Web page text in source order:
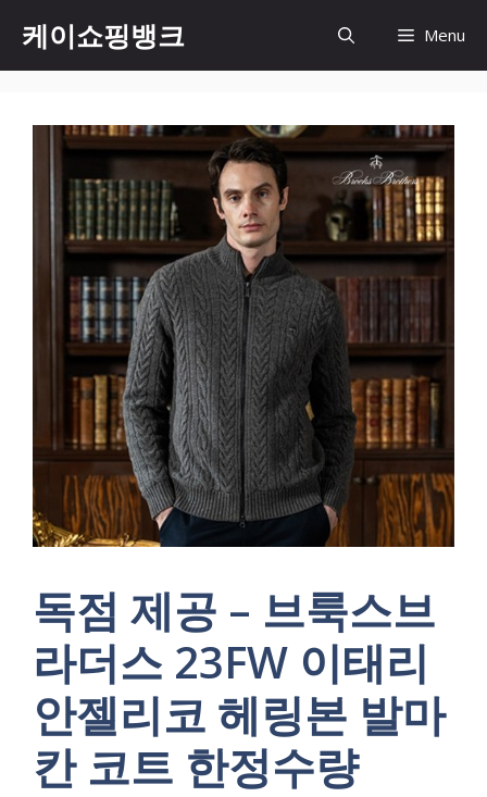
content
케이쇼핑뱅크 Menu
독점 제공 – 브룩스브
라더스 23FW 이태리
안젤리코 헤링본 발마
칸 코트 한정수량